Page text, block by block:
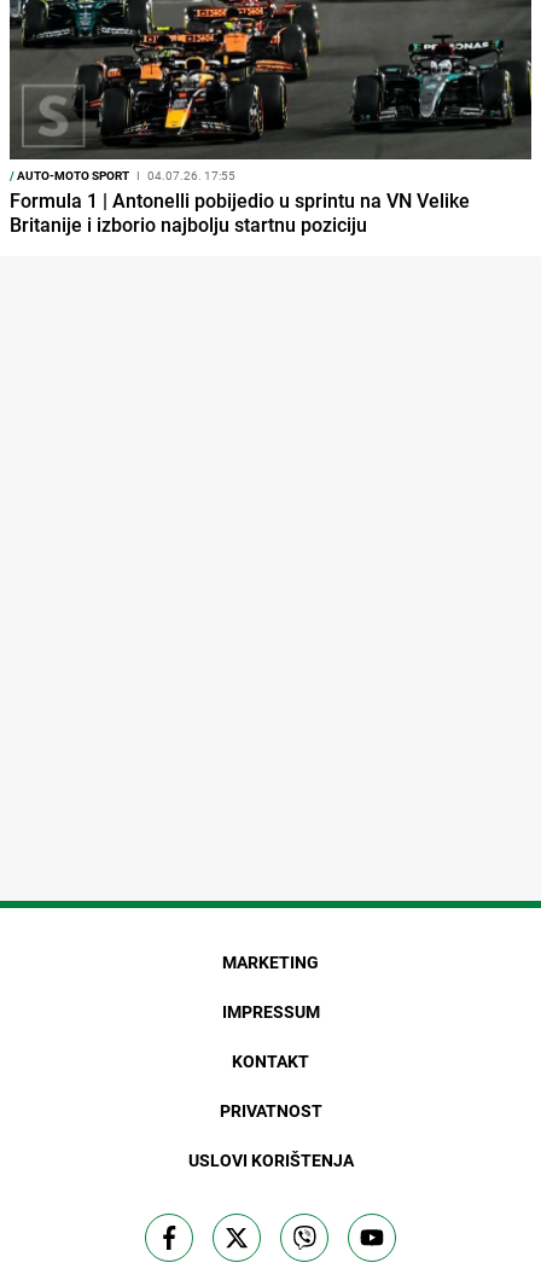
/AUTO-MOTO SPORT I 04.07.26. 17:55
Formula 1 | Antonelli pobijedio u sprintu na VN Velike
Britanije i izborio najbolju startnu poziciju
MARKETING
IMPRESSUM
KONTAKT
PRIVATNOST
USLOVI KORIŠTENJA